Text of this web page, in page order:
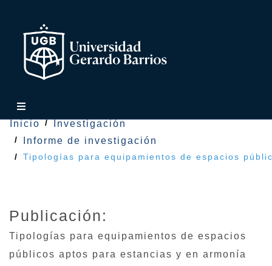
Inicio
Investigación
Informe de investigación
Tipologías para equipamientos de espacios
Publicación:
Tipologías para equipamientos de espacios
públicos aptos para estancias y en armonía